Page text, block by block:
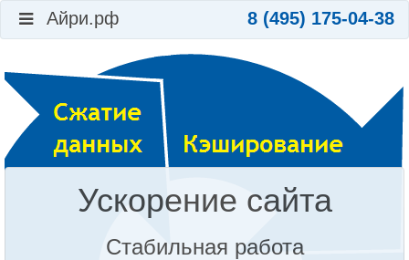
Айри.рф 8 (495) 175-04-38
Ускорение сайта
Стабильная работа